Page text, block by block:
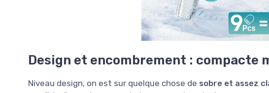
Design et encombrement : compacte
Niveau design, on est sur quelque chose de sobre et assez